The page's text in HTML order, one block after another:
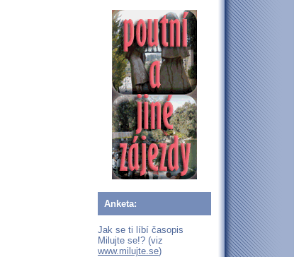
Anketa:
Jak se ti líbí časopis
Milujte se!? (viz
www.milujte.se)